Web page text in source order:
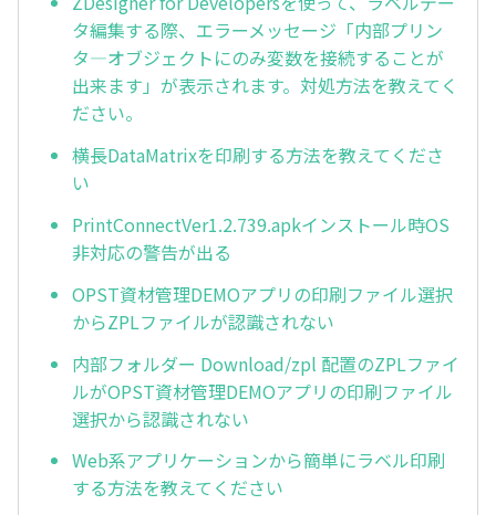
タ編集する際、エラーメッセージ「内部プリン
タ―オブジェクトにのみ変数を接続することが
出来ます」が表示されます。対処方法を教えてく
ださい。
横長DataMatrixを印刷する方法を教えてくださ
い
PrintConnectVer1.2.739.apkインストール時OS
非対応の警告が出る
OPST資材管理DEMOアプリの印刷ファイル選択
からZPLファイルが認識されない
内部フォルダー Download/zpl 配置のZPLファイ
ルがOPST資材管理DEMOアプリの印刷ファイル
選択から認識されない
Web系アプリケーションから簡単にラベル印刷
する方法を教えてください